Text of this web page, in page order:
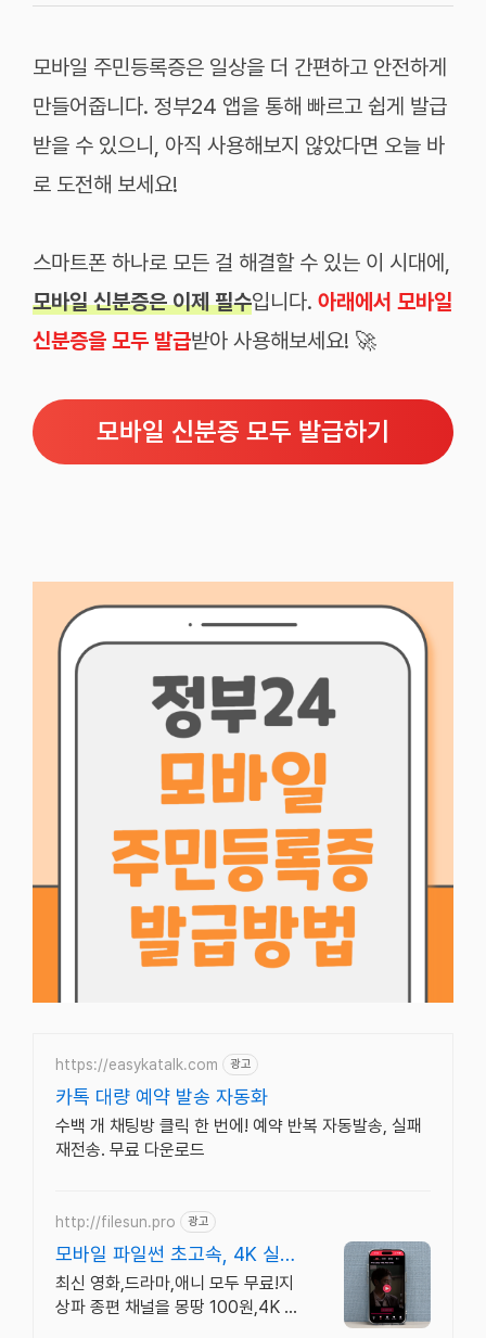
모바일 주민등록증은 일상을 더 간편하고 안전하게
만들어줍니다. 정부24 앱을 통해 빠르고 쉽게 발급
받을 수 있으니, 아직 사용해보지 않았다면 오늘 바
로 도전해 보세요!
스마트폰 하나로 모든 걸 해결할 수 있는 이 시대에,
모바일 신분증은 이제 필수입니다. 아래에서 모바일
신분증을 모두 발급받아 사용해보세요! 🚀
모바일 신분증 모두 발급하기
https://easykatalk.com 광고
카톡 대량 예약 발송 자동화
수백 개 채팅방 클릭 한 번에! 예약 반복 자동발송, 실패
재전송. 무료 다운로드
http://filesun.pro 광고
모바일 파일썬 초고속, 4K 실시
간 보기!
최신 영화,드라마,애니 모두 무료!지
상파 종편 채널을 몽땅 100원,4K 스